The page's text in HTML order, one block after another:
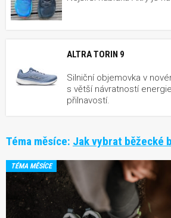
ALTRA TORIN 9
Silniční objemovka v
s větší návratností
přilnavostí.
Téma měsíce: Jak vybrat běžecké
TÉMA MĚSÍCE